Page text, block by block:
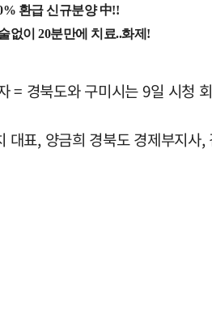
= 경북도와 구미시는 9일 시청
대표, 양금희 경북도 경제부지